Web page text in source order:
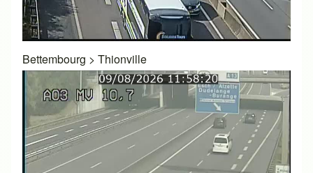
Bettembourg > Thionville